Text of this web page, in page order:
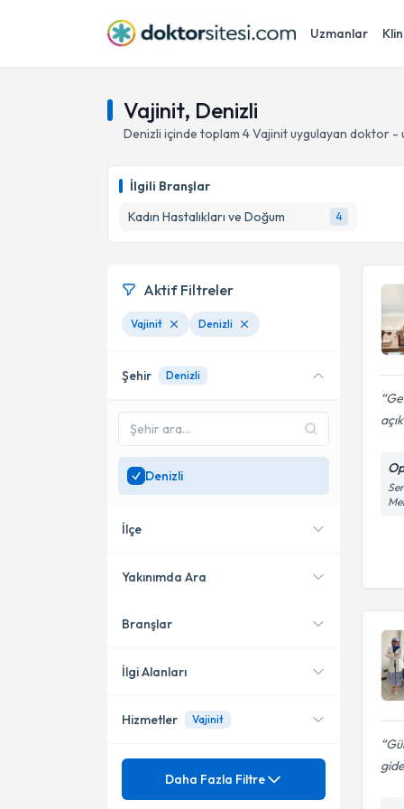
Uzmanlar
Vajinit, Denizli
Denizli içinde toplam 4Vajinituygulayan doktor -
İlgili Branşlar
Kadın Hastalıkları ve Doğum
4
Aktif Filtreler
Vajinit Denizli
Şehir Denizli
Denizli
İlçe
Merkezefendi
Yakınımda Ara
Konumuma yakın uzmanları
Branşlar
Kadın Hastalıkları ve Doğum
İlgi Alanları
Adet Ağrıları (Dismenore)
Hizmetler Vajinit
Mezuniyet
Daha Fazla Filtre